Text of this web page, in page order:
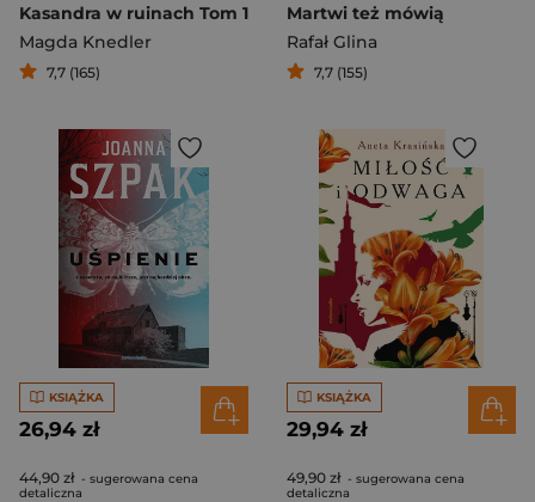
Kasandra w ruinach Tom 1
Magda Knedler
7,7 (165)
Martwi też mówią
Rafał Glina
7,7 (155)
KSIĄŻKA
26,94 zł
44,90 zł - sugerowana cena
detaliczna
KSIĄŻKA
29,94 zł
49,90 zł - sugerowana cena
detaliczna